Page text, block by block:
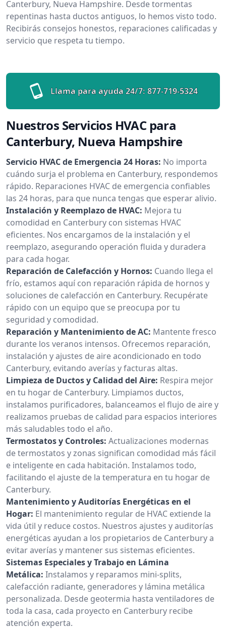
Canterbury, Nueva Hampshire. Desde tormentas
repentinas hasta ductos antiguos, lo hemos visto todo.
Recibirás consejos honestos, reparaciones calificadas y
servicio que respeta tu tiempo.
Llama para ayuda 24/7: 877-719-5324
Nuestros Servicios HVAC para
Canterbury, Nueva Hampshire
Servicio HVAC de Emergencia 24 Horas: No importa
cuándo surja el problema en Canterbury, respondemos
rápido. Reparaciones HVAC de emergencia confiables
las 24 horas, para que nunca tengas que esperar alivio.
Instalación y Reemplazo de HVAC: Mejora tu
comodidad en Canterbury con sistemas HVAC
eficientes. Nos encargamos de la instalación y el
reemplazo, asegurando operación fluida y duradera
para cada hogar.
Reparación de Calefacción y Hornos: Cuando llega el
frío, estamos aquí con reparación rápida de hornos y
soluciones de calefacción en Canterbury. Recupérate
rápido con un equipo que se preocupa por tu
seguridad y comodidad.
Reparación y Mantenimiento de AC: Mantente fresco
durante los veranos intensos. Ofrecemos reparación,
instalación y ajustes de aire acondicionado en todo
Canterbury, evitando averías y facturas altas.
Limpieza de Ductos y Calidad del Aire: Respira mejor
en tu hogar de Canterbury. Limpiamos ductos,
instalamos purificadores, balanceamos el flujo de aire y
realizamos pruebas de calidad para espacios interiores
más saludables todo el año.
Termostatos y Controles: Actualizaciones modernas
de termostatos y zonas significan comodidad más fácil
e inteligente en cada habitación. Instalamos todo,
facilitando el ajuste de la temperatura en tu hogar de
Canterbury.
Mantenimiento y Auditorías Energéticas en el
Hogar: El mantenimiento regular de HVAC extiende la
vida útil y reduce costos. Nuestros ajustes y auditorías
energéticas ayudan a los propietarios de Canterbury a
evitar averías y mantener sus sistemas eficientes.
Sistemas Especiales y Trabajo en Lámina
Metálica: Instalamos y reparamos mini-splits,
calefacción radiante, generadores y lámina metálica
personalizada. Desde geotermia hasta ventiladores de
toda la casa, cada proyecto en Canterbury recibe
atención experta.